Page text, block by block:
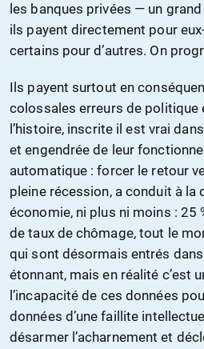
les banques privées — un
ils payent directement pour
certains pour d’autres. On
Ils payent surtout en
colossales erreurs de politique
l’histoire, inscrite il est vrai
et engendrée de leur
automatique : forcer le retour
pleine récession, a conduit à la
économie, ni plus ni moins : 25
de taux de chômage, tout le
qui sont désormais entrés dans
étonnant, mais en réalité c’est
l’incapacité de ces données
données d’une faillite
désarmer l’acharnement et